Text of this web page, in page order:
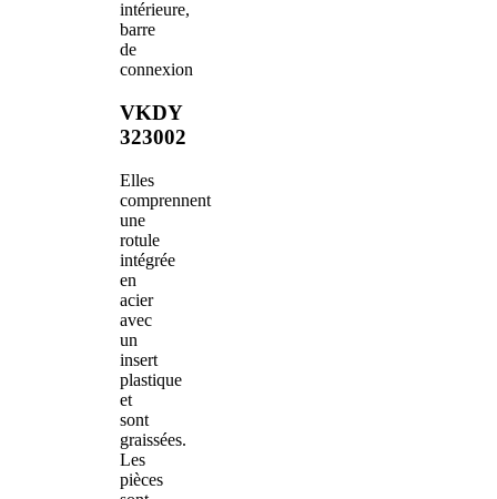
intérieure,
barre
de
connexion
VKDY
323002
Elles
comprennent
une
rotule
intégrée
en
acier
avec
un
insert
plastique
et
sont
graissées.
Les
pièces